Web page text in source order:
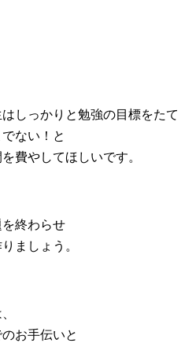
しっかりと勉強の目標をたて
ない！と
費やしてほしいです。
終わらせ
ましょう。
お手伝いと